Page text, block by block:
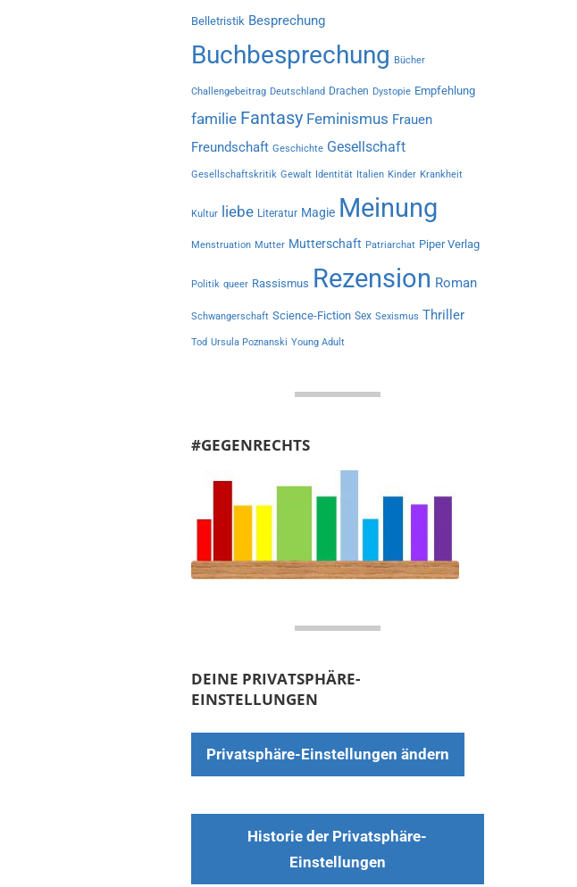
Belletristik Besprechung
Buchbesprechung Bücher
Challengebeitrag Deutschland Drachen Dystopie Empfehlung
familie Fantasy Feminismus Frauen
Freundschaft Geschichte Gesellschaft
Gesellschaftskritik Gewalt Identität Italien Kinder Krankheit
Kultur liebe Literatur Magie Meinung
Menstruation Mutter Mutterschaft Patriarchat Piper Verlag
Politik queer Rassismus Rezension Roman
Schwangerschaft Science-Fiction Sex Sexismus Thriller
Tod Ursula Poznanski Young Adult
#GEGENRECHTS
DEINE PRIVATSPHÄRE-
EINSTELLUNGEN
Privatsphäre-Einstellungen ändern
Historie der Privatsphäre-
Einstellungen